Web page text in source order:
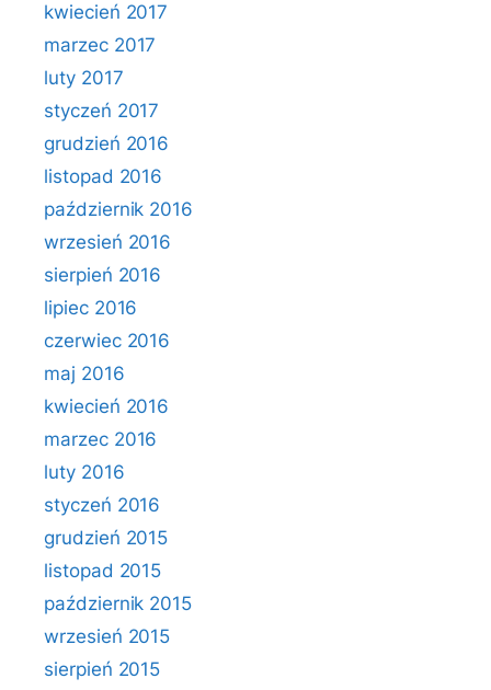
kwiecień 2017
marzec 2017
luty 2017
styczeń 2017
grudzień 2016
listopad 2016
październik 2016
wrzesień 2016
sierpień 2016
lipiec 2016
czerwiec 2016
maj 2016
kwiecień 2016
marzec 2016
luty 2016
styczeń 2016
grudzień 2015
listopad 2015
październik 2015
wrzesień 2015
sierpień 2015